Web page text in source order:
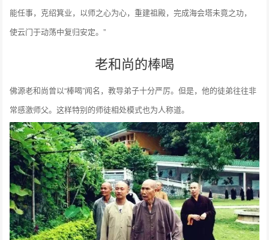
能任事，克绍箕业，以师之心为心，重建祖殿，完成海会塔未竟之功，
使云门于动荡中复归安定。”
老和尚的棒喝
佛源老和尚曾以“棒喝”闻名，教导弟子十分严厉。但是，他的徒弟往往非
常感激师父。这样特别的师徒相处模式也为人称道。